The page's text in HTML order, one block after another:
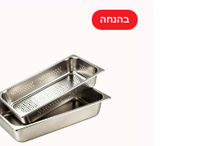
₪160.
₪140.
בהנחה